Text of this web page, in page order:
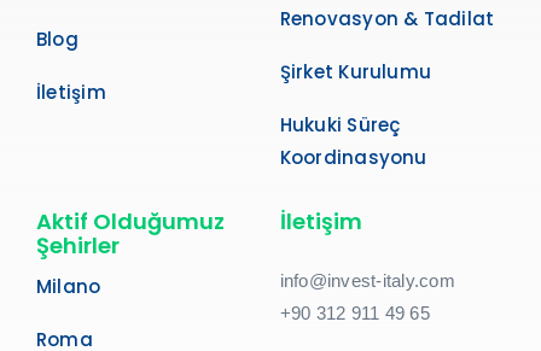
Blog
İletişim
Renovasyon & Tadilat
Şirket Kurulumu
Hukuki Süreç
Koordinasyonu
Aktif Olduğumuz
Şehirler
Milano
Roma
İletişim
info@invest-italy.com
+90 312 911 49 65